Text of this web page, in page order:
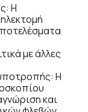
Η
με άλλες
Η
και